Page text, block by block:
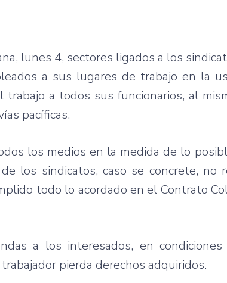
lunes 4, sectores ligados a los
a sus lugares de trabajo en la
trabajo a todos sus funcionarios, al
pací­ficas.
los medios en la medida de lo
los sindicatos, caso se concrete, no
todo lo acordado en el Contrato
a los interesados, en condiciones
pierda derechos adquiridos.